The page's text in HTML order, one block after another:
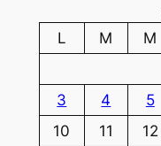
L
M M
3
4 5
10
11 12